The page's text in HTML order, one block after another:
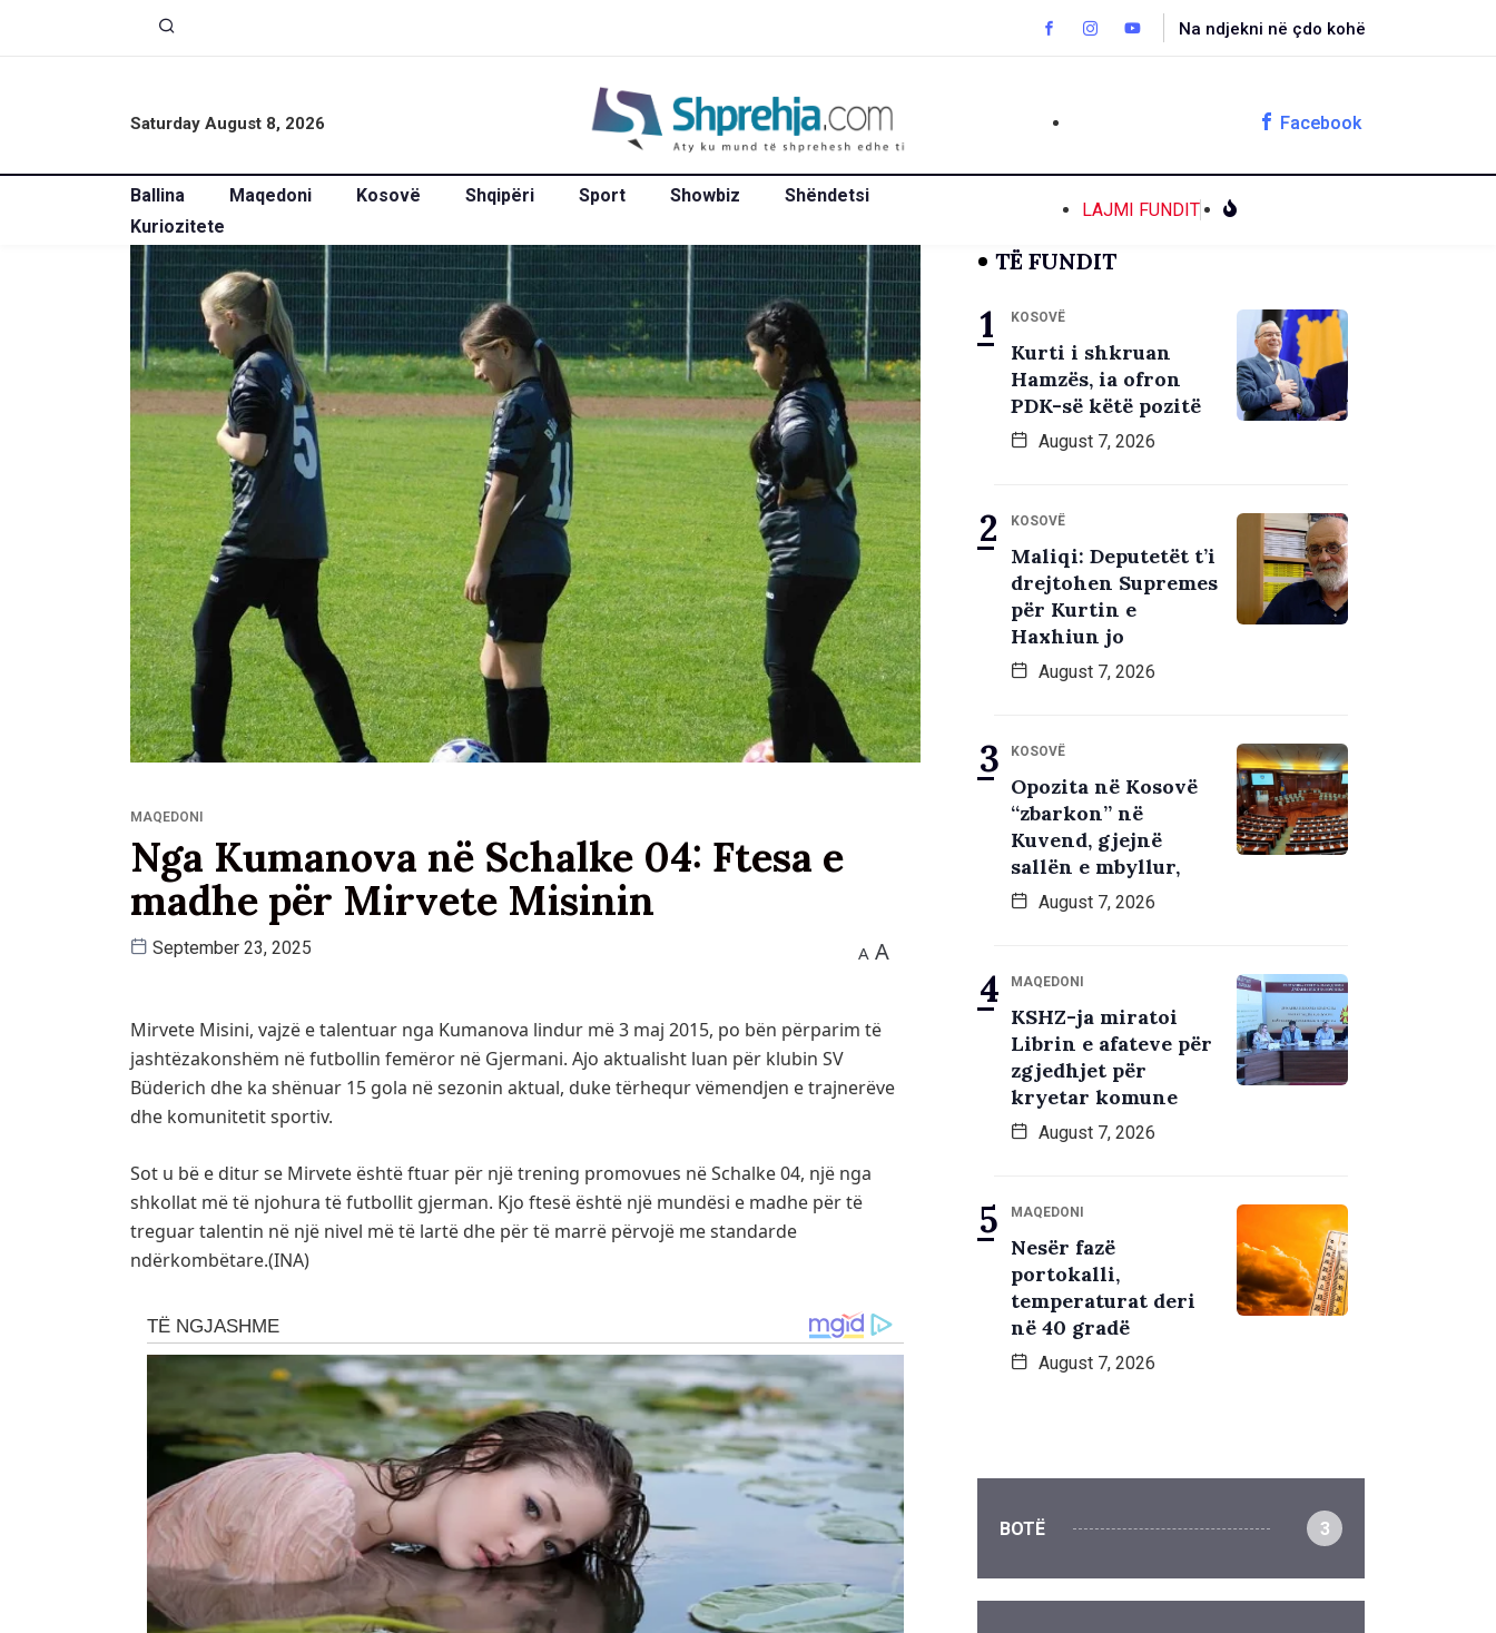
Na ndjekni në çdo kohë
Saturday August 8, 2026 Facebook
Ballina Maqedoni Kosovë Shqipëri Sport Showbiz
Shëndetsi
Kuriozitete
LAJMI FUNDIT
MAQEDONI
Nga Kumanova në Schalke 04: Ftesa e
madhe për Mirvete Misinin
September 23, 2025 A A
Mirvete Misini, vajzë e talentuar nga Kumanova lindur më 3 maj 2015, po bën përparim të
jashtëzakonshëm në futbollin femëror në Gjermani. Ajo aktualisht luan për klubin SV
Büderich dhe ka shënuar 15 gola në sezonin aktual, duke tërhequr vëmendjen e trajnerëve
dhe komunitetit sportiv.
Sot u bë e ditur se Mirvete është ftuar për një trening promovues në Schalke 04, një nga
shkollat më të njohura të futbollit gjerman. Kjo ftesë është një mundësi e madhe për të
treguar talentin në një nivel më të lartë dhe për të marrë përvojë me standarde
ndërkombëtare.(INA)
TË FUNDIT
KOSOVË
Kurti i shkruan
Hamzës, ia ofron
PDK-së këtë pozitë
August 7, 2026
KOSOVË
Maliqi: Deputetët t’i
drejtohen Supremes
për Kurtin e
Haxhiun jo
August 7, 2026
KOSOVË
Opozita në Kosovë
“zbarkon” në
Kuvend, gjejnë
sallën e mbyllur,
August 7, 2026
MAQEDONI
KSHZ-ja miratoi
Librin e afateve për
zgjedhjet për
kryetar komune
August 7, 2026
MAQEDONI
Nesër fazë
portokalli,
temperaturat deri
në 40 gradë
August 7, 2026
BOTË 3